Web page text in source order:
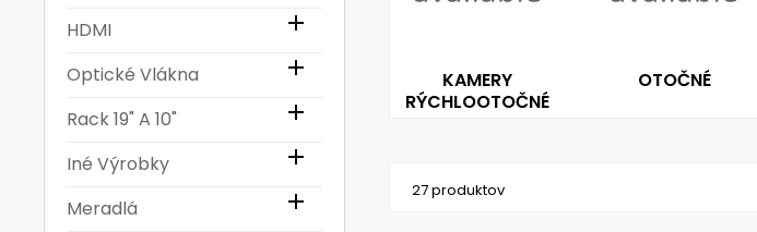
HDMI 
Optické Vlákna 
Rack 19" A 10" 
Iné Výrobky 
Meradlá 
KAMERY
RÝCHLOOTOČNÉ
OTOČNÉ
27 produktov